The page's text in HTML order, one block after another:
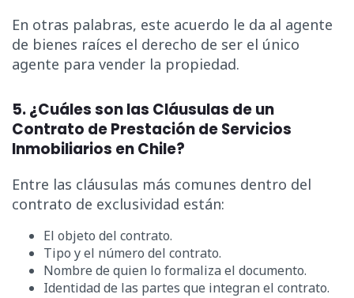
En otras palabras, este acuerdo le da al agente
de bienes raíces el derecho de ser el único
agente para vender la propiedad.
5. ¿Cuáles son las Cláusulas de un
Contrato de Prestación de Servicios
Inmobiliarios en Chile?
Entre las cláusulas más comunes dentro del
contrato de exclusividad están:
El objeto del contrato.
Tipo y el número del contrato.
Nombre de quien lo formaliza el documento.
Identidad de las partes que integran el contrato.